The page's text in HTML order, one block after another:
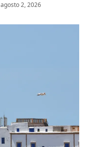
agosto 2, 2026